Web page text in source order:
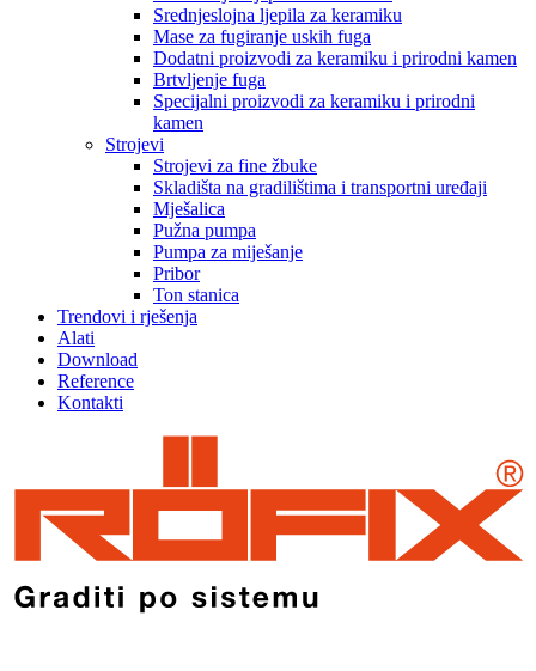
Srednjeslojna ljepila za keramiku
Mase za fugiranje uskih fuga
Dodatni proizvodi za keramiku i prirodni kamen
Brtvljenje fuga
Specijalni proizvodi za keramiku i prirodni
kamen
Strojevi
Strojevi za fine žbuke
Skladišta na gradilištima i transportni uređaji
Mješalica
Pužna pumpa
Pumpa za miješanje
Pribor
Ton stanica
Trendovi i rješenja
Alati
Download
Reference
Kontakti